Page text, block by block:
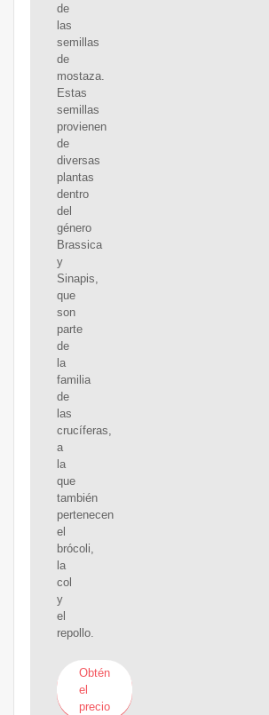
de
las
semillas
de
mostaza.
Estas
semillas
provienen
de
diversas
plantas
dentro
del
género
Brassica
y
Sinapis,
que
son
parte
de
la
familia
de
las
crucíferas,
a
la
que
también
pertenecen
el
brócoli,
la
col
y
el
repollo.
Obtén
el
precio